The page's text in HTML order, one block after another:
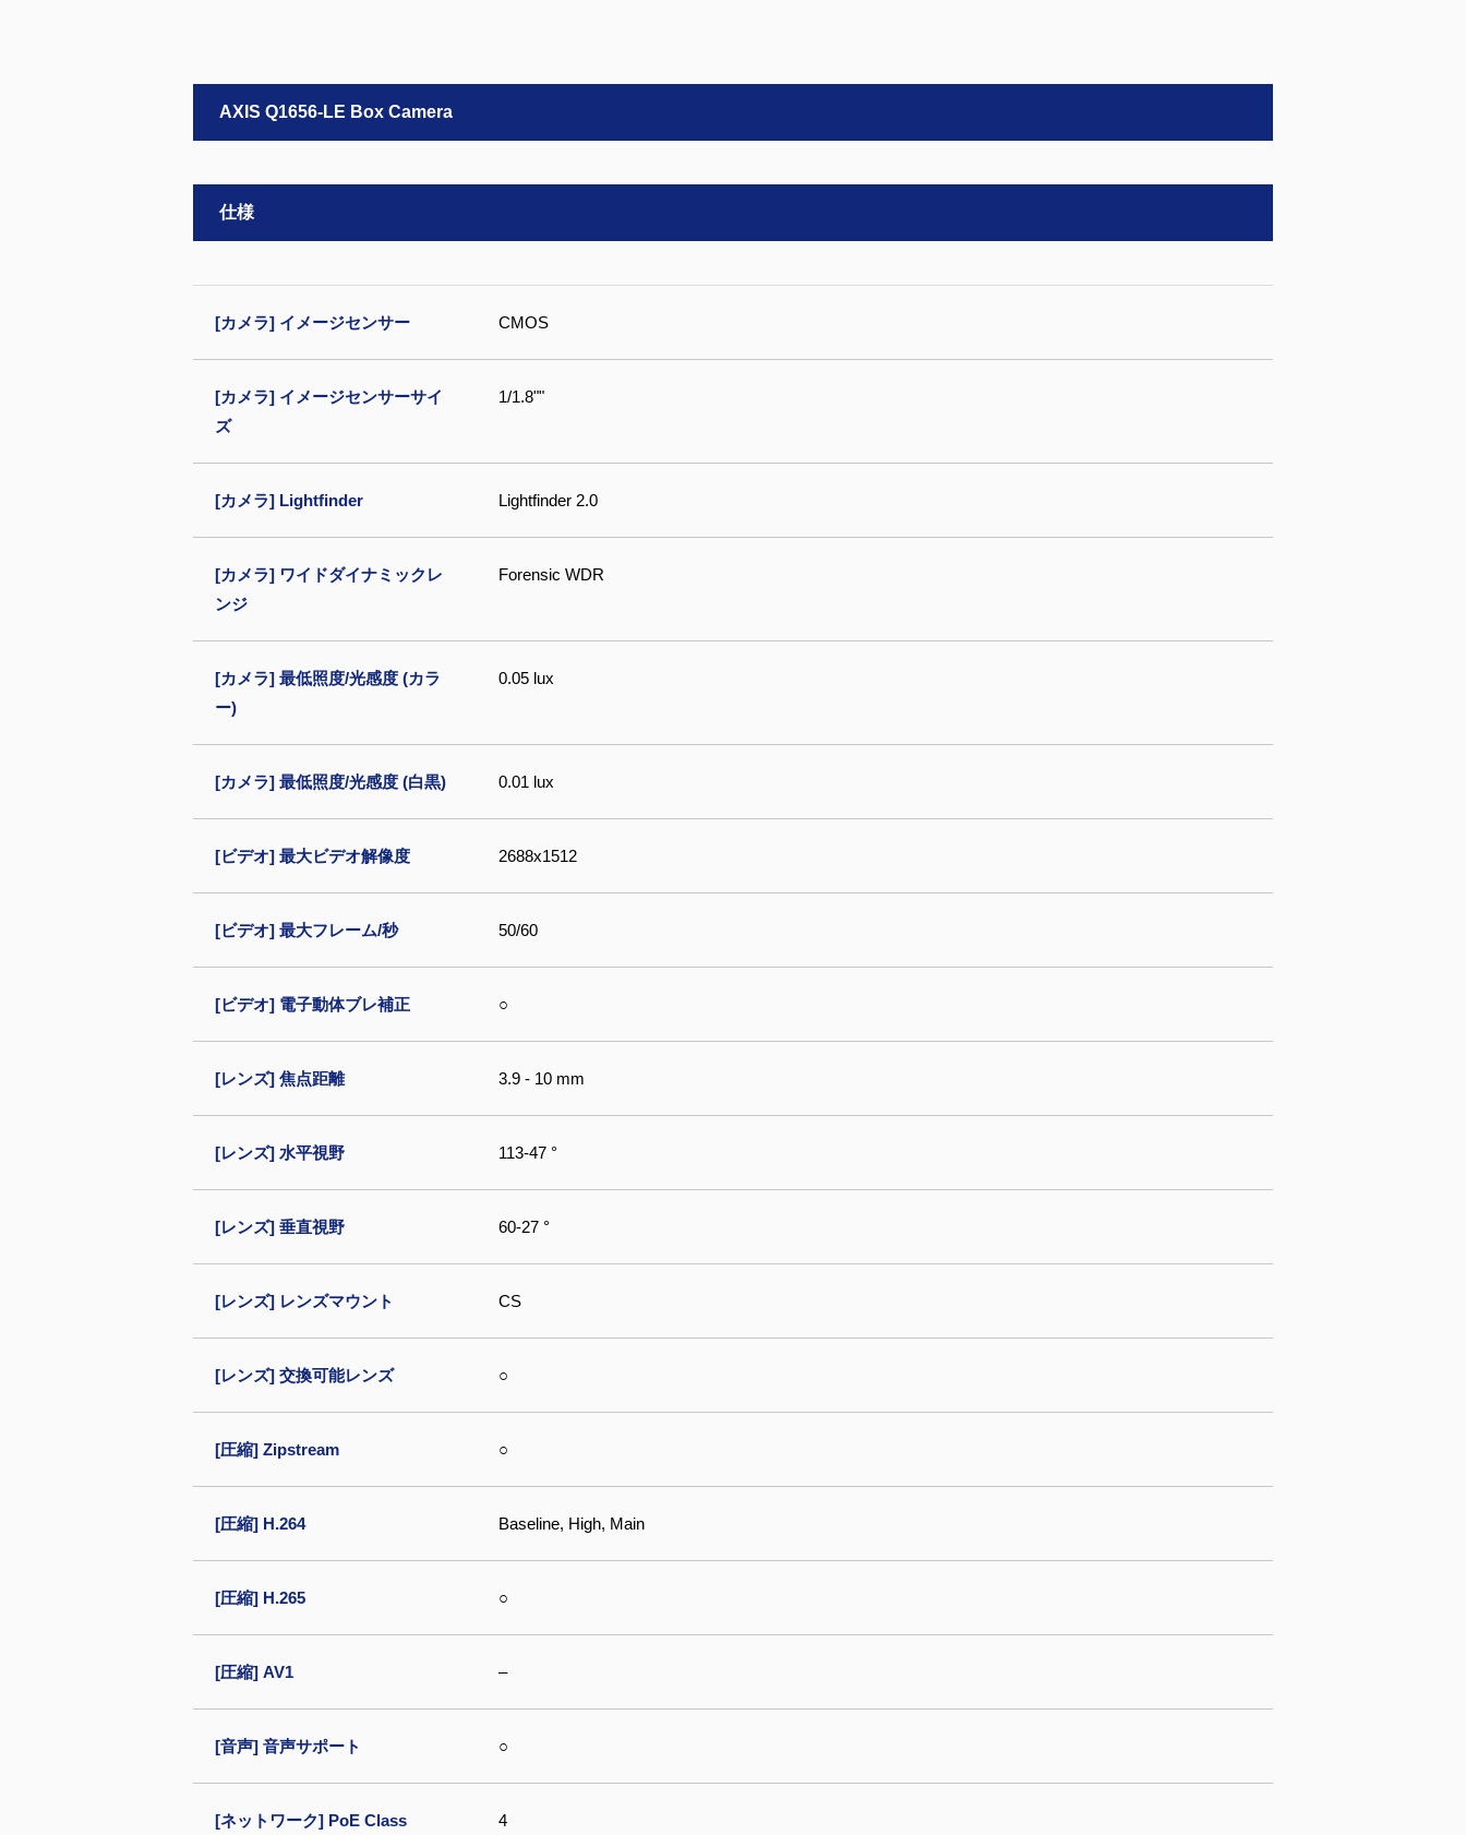
AXIS Q1656-LE Box Camera
仕様
[カメラ] イメージセンサー CMOS
[カメラ] イメージセンサーサイ
ズ
1/1.8""
[カメラ] Lightfinder Lightfinder 2.0
[カメラ] ワイドダイナミックレ
ンジ
Forensic WDR
[カメラ] 最低照度/光感度 (カラ
ー)
0.05 lux
[カメラ] 最低照度/光感度 (白黒) 0.01 lux
[ビデオ] 最大ビデオ解像度 2688x1512
[ビデオ] 最大フレーム/秒 50/60
[ビデオ] 電子動体ブレ補正 ○
[レンズ] 焦点距離 3.9 - 10 mm
[レンズ] 水平視野 113-47 °
[レンズ] 垂直視野 60-27 °
[レンズ] レンズマウント CS
[レンズ] 交換可能レンズ ○
[圧縮] Zipstream ○
[圧縮] H.264 Baseline, High, Main
[圧縮] H.265 ○
[圧縮] AV1 –
[音声] 音声サポート ○
[ネットワーク] PoE Class 4